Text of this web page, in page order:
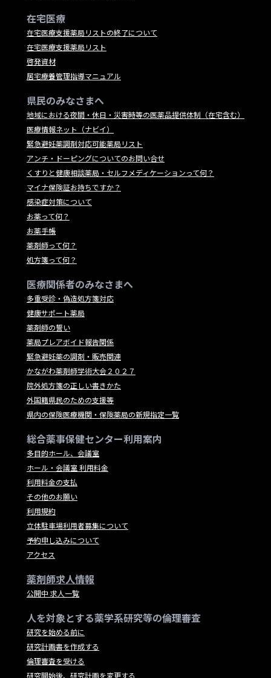
在宅医療
在宅医療支援薬局リストの終了について
在宅医療支援薬局リスト
啓発資材
居宅療養管理指導マニュアル
県民のみなさまへ
地域における夜間・休日・災害時等の医薬品提供体制（在宅含む）
医療情報ネット（ナビイ）
緊急避妊薬調剤対応可能薬局リスト
アンチ・ドーピングについてのお問い合せ
くすりと健康相談薬局・セルフメディケーションって何？
マイナ保険証お持ちですか？
感染症対策について
お薬って何？
お薬手帳
薬剤師って何？
処方箋って何？
医療関係者のみなさまへ
多重受診・偽造処方箋対応
健康サポート薬局
薬剤師の誓い
薬局プレアボイド報告関係
緊急避妊薬の調剤・販売関連
かながわ薬剤師学術大会２０２７
院外処方箋の正しい書きかた
外国籍県民のための支援等
県内の保険医療機関・保険薬局の新規指定一覧
総合薬事保健センター利用案内
多目的ホール、会議室
ホール・会議室 利用料金
利用料金の支払
その他のお願い
利用規約
立体駐車場利用者募集について
予約申し込みについて
アクセス
薬剤師求人情報
公開中 求人一覧
人を対象とする薬学系研究等の倫理審査
研究を始める前に
研究計画書を作成する
倫理審査を受ける
研究開始後、研究計画を変更する